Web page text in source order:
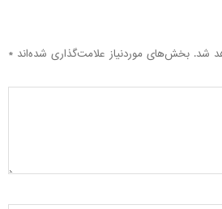
شد. بخش‌های موردنیاز علامت‌گذاری شده‌اند *